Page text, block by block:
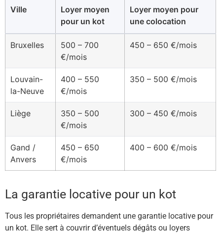
Ville
Loyer moyen
pour un kot
Loyer moyen pour
une colocation
Bruxelles
500 – 700
€/mois
450 – 650 €/mois
Louvain-
la-Neuve
400 – 550
€/mois
350 – 500 €/mois
Liège
350 – 500
€/mois
300 – 450 €/mois
Gand /
Anvers
450 – 650
€/mois
400 – 600 €/mois
La garantie locative pour un kot
Tous les propriétaires demandent une garantie locative pour
un kot. Elle sert à couvrir d’éventuels dégâts ou loyers